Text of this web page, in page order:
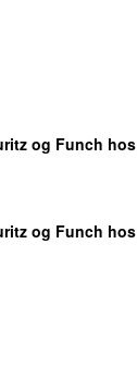
og Funch hos
og Funch hos